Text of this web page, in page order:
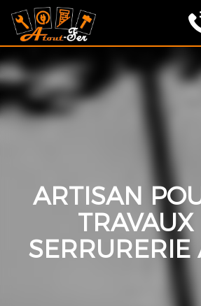
MONTAGU
ALEXANDRE
(ATOUT
FER)
ARTISAN
SERRURERIE